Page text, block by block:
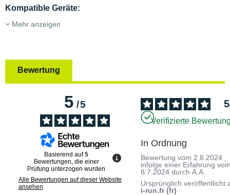
Kompatible Geräte:
Mehr anzeigen
Bewertung
5/5
Basierend auf5
Bewertungen, die einer
Prüfung unterzogen wurden
Alle Bewertungen auf dieser Website
ansehen
5
Verifizierte
In Ordnung
Bewertung vom 2.8.2024
infolge einer Erfahrung
8.7.2024 durchA.A.
Ursprünglich veröffentlicht
i-run.fr (fr)